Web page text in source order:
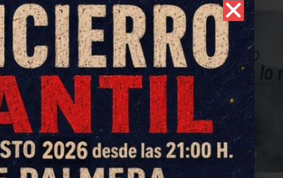
Histórico,
en